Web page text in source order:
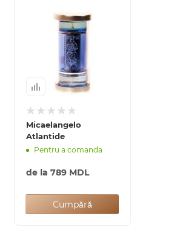
Micaelangelo
Atlantide
Pentru a comanda
de la 789 MDL
Cumpără